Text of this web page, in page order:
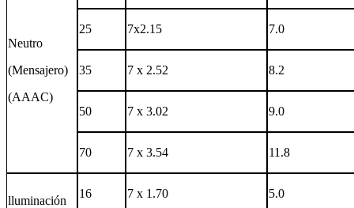
Neutro
(Mensajero)
(AAAC)
25 7x2.15 7.0
35 7 x 2.52 8.2
50 7 x 3.02 9.0
70 7 x 3.54 11.8
lluminación
16 7 x 1.70 5.0